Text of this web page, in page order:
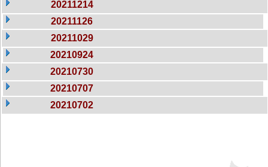
20211214
20211126
20211029
20210924
20210730
20210707
20210702